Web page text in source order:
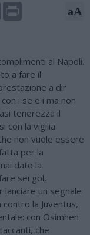
Email aA
al Napoli.
a fare il
a dir
i se e i ma non
tenerezza il
con la vigilia
non vuole essere
per la
dato la
sei gol,
lanciare un segnale
la Juventus,
con Osimhen
che